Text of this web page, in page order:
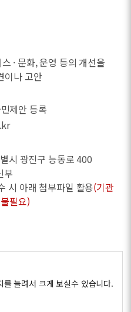
· 문화, 운영 등의 개선을
이나 고안
제안 등록
시 광진구 능동로 400
부
시 아래 첨부파일 활용(기관
필요)
를 늘려서 크게 보실수 있습니다.